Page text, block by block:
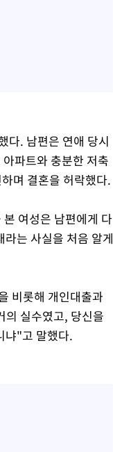
다. 남편은 연애 당시
파트와 충분한 저축
며 결혼을 허락했다.
여성은 남편에게 다
는 사실을 처음 알게
비롯해 개인대출과
의 실수였고, 당신을
냐"고 말했다.